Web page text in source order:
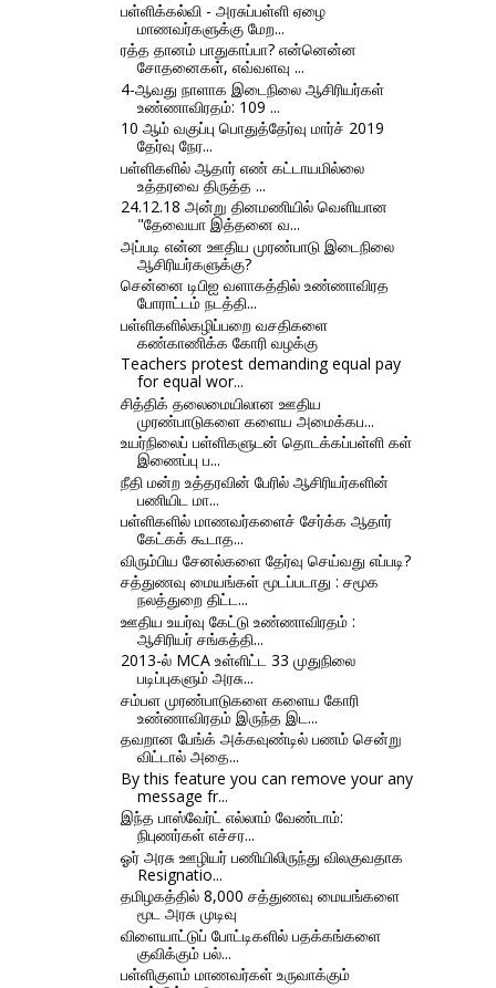
பள்ளிக்கல்வி - அரசுப்பள்ளி ஏழை
மாணவர்களுக்கு மேற...
ரத்த தானம் பாதுகாப்பா? என்னென்ன
சோதனைகள், எவ்வளவு ...
4-ஆவது நாளாக இடைநிலை ஆசிரியர்கள்
உண்ணாவிரதம்: 109 ...
10 ஆம் வகுப்பு பொதுத்தேர்வு மார்ச் 2019
தேர்வு நேர...
பள்ளிகளில் ஆதார் எண் கட்டாயமில்லை
உத்தரவை திருத்த ...
24.12.18 அன்று தினமணியில் வெளியான
"தேவையா இத்தனை வ...
அப்படி என்ன ஊதிய முரண்பாடு இடைநிலை
ஆசிரியர்களுக்கு?
சென்னை டிபிஐ வளாகத்தில் உண்ணாவிரத
போராட்டம் நடத்தி...
பள்ளிகளில்கழிப்பறை வசதிகளை
கண்காணிக்க கோரி வழக்கு
Teachers protest demanding equal pay
for equal wor...
சித்திக் தலைமையிலான ஊதிய
முரண்பாடுகளை களைய அமைக்கப...
உயர்நிலைப் பள்ளிகளுடன் தொடக்கப்பள்ளி கள்
இணைப்பு ப...
நீதி மன்ற உத்தரவின் பேரில் ஆசிரியர்களின்
பணியிட மா...
பள்ளிகளில் மாணவர்களைச் சேர்க்க ஆதார்
கேட்கக் கூடாத...
விரும்பிய சேனல்களை தேர்வு செய்வது எப்படி?
சத்துணவு மையங்கள் மூடப்படாது : சமூக
நலத்துறை திட்ட...
ஊதிய உயர்வு கேட்டு உண்ணாவிரதம் :
ஆசிரியர் சங்கத்தி...
2013-ல் MCA உள்ளிட்ட 33 முதுநிலை
படிப்புகளும் அரசு...
சம்பள முரண்பாடுகளை களைய கோரி
உண்ணாவிரதம் இருந்த இட...
தவறான பேங்க் அக்கவுண்டில் பணம் சென்று
விட்டால் அதை...
By this feature you can remove your any
message fr...
இந்த பாஸ்வேர்ட் எல்லாம் வேண்டாம்:
நிபுணர்கள் எச்சர...
ஓர் அரசு ஊழியர் பணியிலிருந்து விலகுவதாக
Resignatio...
தமிழகத்தில் 8,000 சத்துணவு மையங்களை
மூட அரசு முடிவு
விளையாட்டுப் போட்டிகளில் பதக்கங்களை
குவிக்கும் பல்...
பள்ளிகுளம் மாணவர்கள் உருவாக்கும்